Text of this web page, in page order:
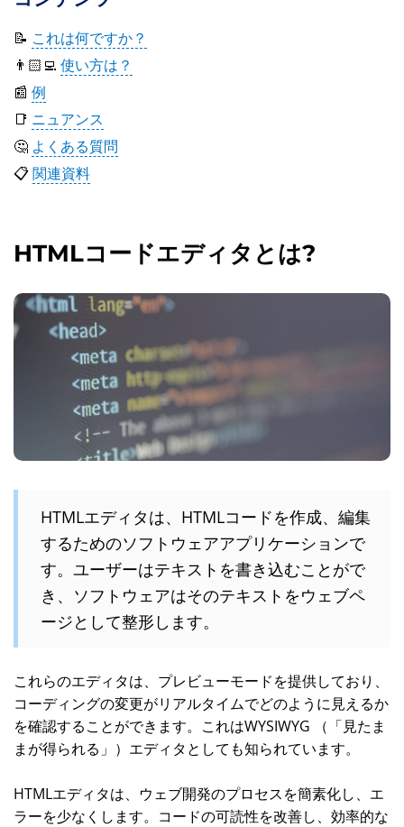
📝 これは何ですか？
👨🏻‍💻 使い方は？
📰 例
📑 ニュアンス
🤔 よくある質問
📋関連資料
HTMLコードエディタとは?
HTMLエディタは、HTMLコードを作成、編集
するためのソフトウェアアプリケーションで
す。ユーザーはテキストを書き込むことがで
き、ソフトウェアはそのテキストをウェブペ
ージとして整形します。
これらのエディタは、プレビューモードを提供しており、
コーディングの変更がリアルタイムでどのように見えるか
を確認することができます。これはWYSIWYG （「見たま
まが得られる」）エディタとしても知られています。
HTMLエディタは、ウェブ開発のプロセスを簡素化し、エ
ラーを少なくします。コードの可読性を改善し、効率的な